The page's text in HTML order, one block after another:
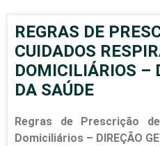
REGRAS DE
CUIDADOS
DOMICILIÁRIOS –
DA SAÚDE
Regras de Prescrição
Domiciliários – DIREÇÃO